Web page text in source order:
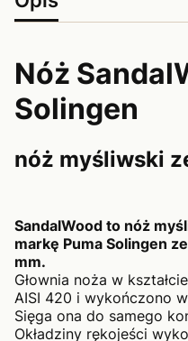
Nóż
Solingen
nóż myśliwski
SandalWood to nóż
markę Puma Solingen
mm.
Głownia noża w
AISI 420 i wykończono
Sięga ona do samego
Okładziny rękojeści